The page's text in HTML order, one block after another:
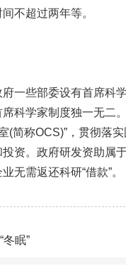
不超过两年等。
一些部委设有首席科
科学家制度独一无二。
简称OCS)”，贯彻落
资。政府研发资助属
无需返还科研“借款”。
眠”